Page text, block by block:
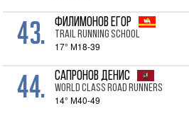
43. ФИЛИМОНОВ Егор
Trail Running School
17° М18-39
44. САПРОНОВ Денис
World Class Road Runners
14° М40-49